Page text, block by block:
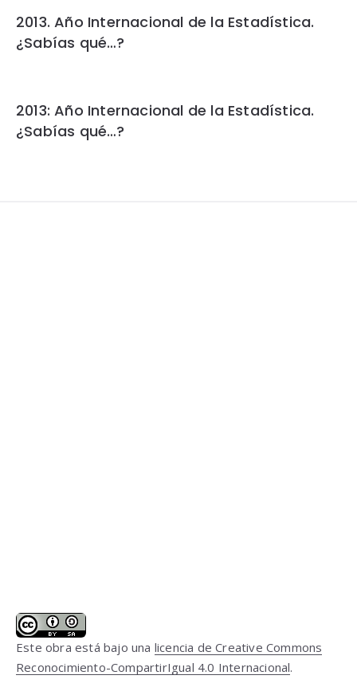
2013. Año Internacional de la Estadística.
¿Sabías qué…?
2013: Año Internacional de la Estadística.
¿Sabías qué…?
Este obra está bajo una licencia de Creative Commons
Reconocimiento-CompartirIgual 4.0 Internacional.